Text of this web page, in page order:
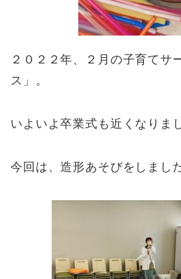
２０２２年、２月の子育てサ
ス」。
いよいよ卒業式も近くなりま
今回は、造形あそびをしまし